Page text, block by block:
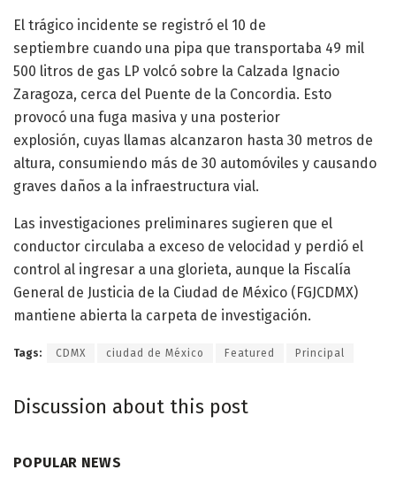
El trágico incidente se registró el 10 de
septiembre cuando una pipa que transportaba 49 mil
500 litros de gas LP volcó sobre la Calzada Ignacio
Zaragoza, cerca del Puente de la Concordia. Esto
provocó una fuga masiva y una posterior
explosión, cuyas llamas alcanzaron hasta 30 metros de
altura, consumiendo más de 30 automóviles y causando
graves daños a la infraestructura vial.
Las investigaciones preliminares sugieren que el
conductor circulaba a exceso de velocidad y perdió el
control al ingresar a una glorieta, aunque la Fiscalía
General de Justicia de la Ciudad de México (FGJCDMX)
mantiene abierta la carpeta de investigación.
Tags: CDMX ciudad de México Featured Principal
Discussion about this post
POPULAR NEWS